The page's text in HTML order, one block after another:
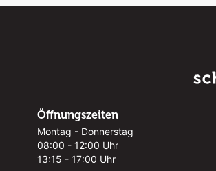
Öffnungszeiten
Montag - Donnerstag
08:00 - 12:00 Uhr
13:15 - 17:00 Uhr